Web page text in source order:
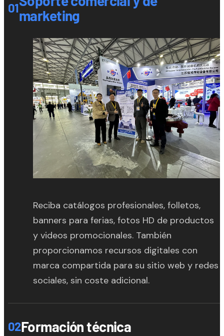
01marketing
Reciba catálogos profesionales, folletos,
banners para ferias, fotos HD de productos
y videos promocionales. También
proporcionamos recursos digitales con
marca compartida para su sitio web y redes
sociales, sin coste adicional.
02Formación técnica